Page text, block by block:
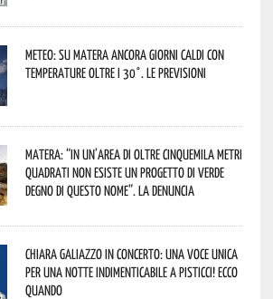
Meteo: su Matera ancora giorni caldi con
temperature oltre i 30°. Le previsioni
Matera: “In un’area di oltre cinquemila metri
quadrati non esiste un progetto di verde
degno di questo nome”. La denuncia
Chiara Galiazzo in concerto: una voce unica
per una notte indimenticabile a Pisticci! Ecco
quando